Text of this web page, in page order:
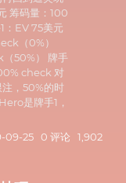
筹码量：100
：EV 75美元
（0%）
50%） 牌手
check 对
，50%的时
是牌手1，
09-25 0 评论 1,902